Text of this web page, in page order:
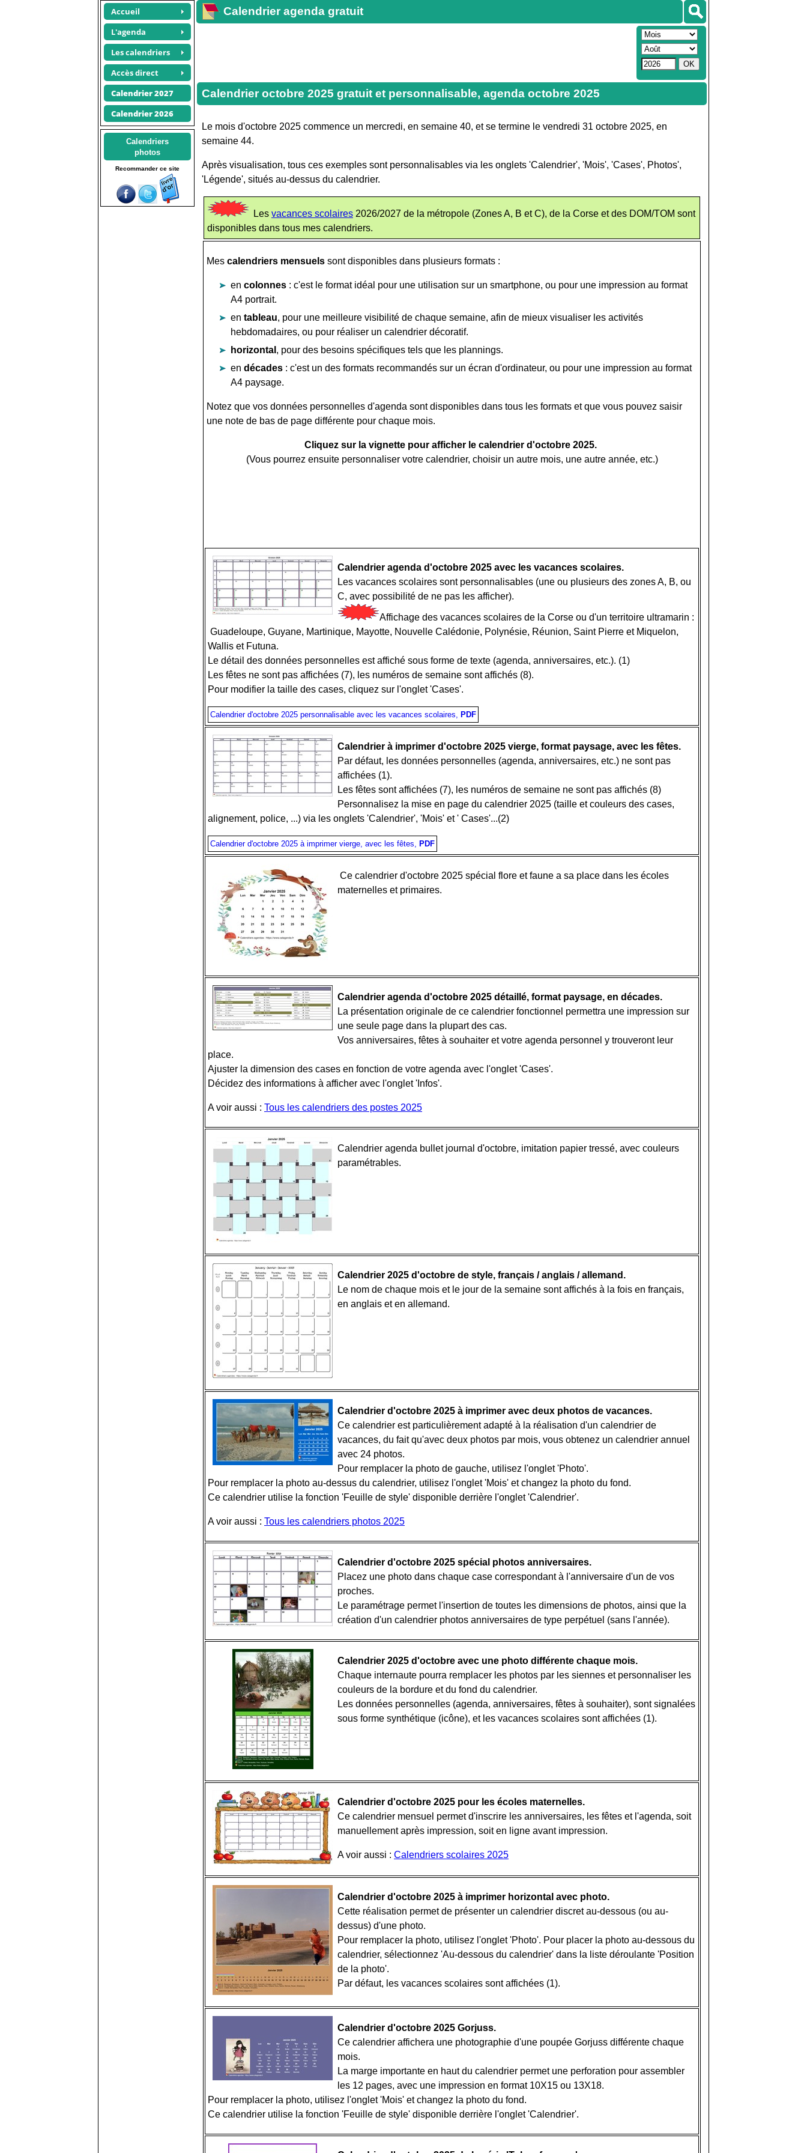
Accueil
L'agenda
Les calendriers
Accès direct
Calendrier 2027
Calendrier 2026
Calendrier agenda gratuit
Calendrier octobre 2025 gratuit et personnalisable, agenda octobre 2025
Le mois d'octobre 2025 commence un mercredi, en semaine 40, et se termine le vendredi 31 octobre 2025, en
semaine 44.
Après visualisation, tous ces exemples sont personnalisables via les onglets 'Calendrier', 'Mois', 'Cases', Photos',
'Légende', situés au-dessus du calendrier.
Les vacances scolaires 2026/2027 de la métropole (Zones A, B et C), de la Corse et des DOM/TOM sont
disponibles dans tous mes calendriers.
Mes calendriers mensuels sont disponibles dans plusieurs formats :
en colonnes : c'est le format idéal pour une utilisation sur un smartphone, ou pour une impression au format
A4 portrait.
en tableau, pour une meilleure visibilité de chaque semaine, afin de mieux visualiser les activités
hebdomadaires, ou pour réaliser un calendrier décoratif.
horizontal , pour des besoins spécifiques tels que les plannings.
en décades : c'est un des formats recommandés sur un écran d'ordinateur, ou pour une impression au format
A4 paysage.
Notez que vos données personnelles d'agenda sont disponibles dans tous les formats et que vous pouvez saisir
une note de bas de page différente pour chaque mois.
Cliquez sur la vignette pour afficher le calendrier d'octobre 2025.
(Vous pourrez ensuite personnaliser votre calendrier, choisir un autre mois, une autre année, etc.)
Calendrier agenda d'octobre 2025 avec les vacances scolaires.
Les vacances scolaires sont personnalisables (une ou plusieurs des zones A, B, ou
C, avec possibilité de ne pas les afficher).
Affichage des vacances scolaires de la Corse ou d'un territoire ultramarin :
Guadeloupe, Guyane, Martinique, Mayotte, Nouvelle Calédonie, Polynésie, Réunion, Saint Pierre et Miquelon,
Wallis et Futuna.
Le détail des données personnelles est affiché sous forme de texte (agenda, anniversaires, etc.). (1)
Les fêtes ne sont pas affichées (7), les numéros de semaine sont affichés (8).
Pour modifier la taille des cases, cliquez sur l'onglet 'Cases'.
Calendrier d'octobre 2025 personnalisable avec les vacances scolaires, PDF
Calendrier à imprimer d'octobre 2025 vierge, format paysage, avec les fêtes.
Par défaut, les données personnelles (agenda, anniversaires, etc.) ne sont pas
affichées (1).
Les fêtes sont affichées (7), les numéros de semaine ne sont pas affichés (8)
Personnalisez la mise en page du calendrier 2025 (taille et couleurs des cases,
alignement, police, ...) via les onglets 'Calendrier', 'Mois' et ' Cases'...(2)
Calendrier d'octobre 2025 à imprimer vierge, avec les fêtes, PDF
Ce calendrier d'octobre 2025 spécial flore et faune a sa place dans les écoles
maternelles et primaires.
Calendrier agenda d'octobre 2025 détaillé, format paysage, en décades.
La présentation originale de ce calendrier fonctionnel permettra une impression sur
une seule page dans la plupart des cas.
Vos anniversaires, fêtes à souhaiter et votre agenda personnel y trouveront leur
place.
Ajuster la dimension des cases en fonction de votre agenda avec l'onglet 'Cases'.
Décidez des informations à afficher avec l'onglet 'Infos'.
A voir aussi : Tous les calendriers des postes 2025
Calendrier agenda bullet journal d'octobre, imitation papier tressé, avec couleurs
paramétrables.
Calendrier 2025 d'octobre de style, français / anglais / allemand.
Le nom de chaque mois et le jour de la semaine sont affichés à la fois en français,
en anglais et en allemand.
Calendrier d'octobre 2025 à imprimer avec deux photos de vacances.
Ce calendrier est particulièrement adapté à la réalisation d'un calendrier de
vacances, du fait qu'avec deux photos par mois, vous obtenez un calendrier annuel
avec 24 photos.
Pour remplacer la photo de gauche, utilisez l'onglet 'Photo'.
Pour remplacer la photo au-dessus du calendrier, utilisez l'onglet 'Mois' et changez la photo du fond.
Ce calendrier utilise la fonction 'Feuille de style' disponible derrière l'onglet 'Calendrier'.
A voir aussi : Tous les calendriers photos 2025
Calendrier d'octobre 2025 spécial photos anniversaires.
Placez une photo dans chaque case correspondant à l'anniversaire d'un de vos
proches.
Le paramétrage permet l'insertion de toutes les dimensions de photos, ainsi que la
création d'un calendrier photos anniversaires de type perpétuel (sans l'année).
Calendrier 2025 d'octobre avec une photo différente chaque mois.
Chaque internaute pourra remplacer les photos par les siennes et personnaliser les
couleurs de la bordure et du fond du calendrier.
Les données personnelles (agenda, anniversaires, fêtes à souhaiter), sont signalées
sous forme synthétique (icône), et les vacances scolaires sont affichées (1).
Calendrier d'octobre 2025 pour les écoles maternelles.
Ce calendrier mensuel permet d'inscrire les anniversaires, les fêtes et l'agenda, soit
manuellement après impression, soit en ligne avant impression.
A voir aussi : Calendriers scolaires 2025
Calendrier d'octobre 2025 à imprimer horizontal avec photo.
Cette réalisation permet de présenter un calendrier discret au-dessous (ou au-
dessus) d'une photo.
Pour remplacer la photo, utilisez l'onglet 'Photo'. Pour placer la photo au-dessous du
calendrier, sélectionnez 'Au-dessous du calendrier' dans la liste déroulante 'Position
de la photo'.
Par défaut, les vacances scolaires sont affichées (1).
Calendrier d'octobre 2025 Gorjuss.
Ce calendrier affichera une photographie d'une poupée Gorjuss différente chaque
mois.
La marge importante en haut du calendrier permet une perforation pour assembler
les 12 pages, avec une impression en format 10X15 ou 13X18.
Pour remplacer la photo, utilisez l'onglet 'Mois' et changez la photo du fond.
Ce calendrier utilise la fonction 'Feuille de style' disponible derrière l'onglet 'Calendrier'.
Calendriers
photos
Recommander ce site